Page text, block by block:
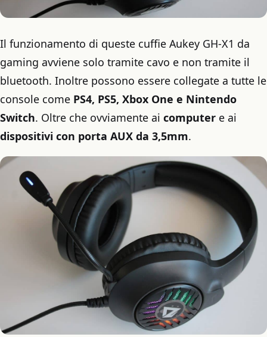
Il funzionamento di queste cuffie Aukey GH-X1 da
gaming avviene solo tramite cavo e non tramite il
bluetooth. Inoltre possono essere collegate a tutte le
console come PS4, PS5, Xbox One e Nintendo
Switch. Oltre che ovviamente ai computer e ai
dispositivi con porta AUX da 3,5mm.